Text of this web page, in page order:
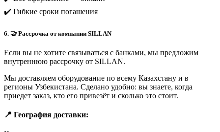
✔️ Гибкие сроки погашения
6. 🤝 Рассрочка от компании SILLAN
Если вы не хотите связываться с банками, мы предложим
внутреннюю рассрочку от SILLAN.
Мы доставляем оборудование по всему Казахстану и в
регионы Узбекистана. Сделано удобно: вы знаете, когда
приедет заказ, кто его привезёт и сколько это стоит.
📍 География доставки: